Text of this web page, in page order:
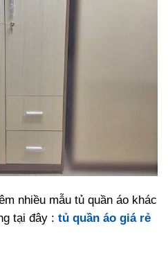
nhiều mẫu tủ quần áo khác
tại đây : tủ quần áo giá rẻ